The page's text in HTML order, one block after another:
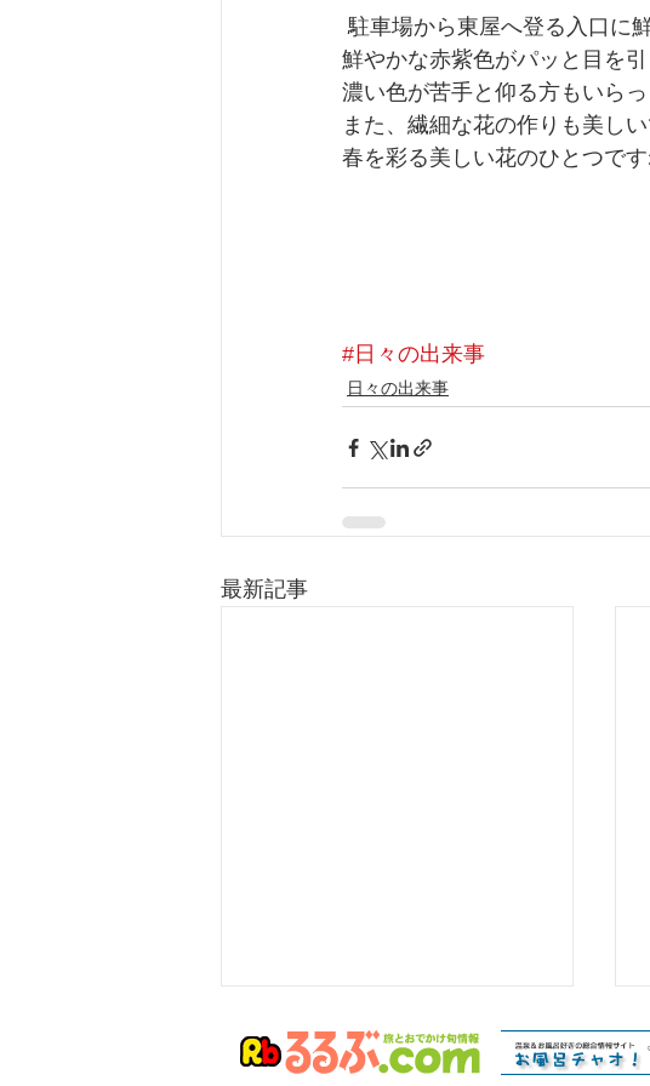
駐車場から東屋へ登る入口に
鮮やかな赤紫色がパッと目を引
濃い色が苦手と仰る方もいら
また、繊細な花の作りも美しい
春を彩る美しい花のひとつで
#日々の出来事
日々の出来事
最新記事
クロバネキノコバエの大量発
生につきまして